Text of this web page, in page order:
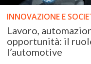
INNOVAZIONE E
Lavoro,
opportunità: il
l’automotive